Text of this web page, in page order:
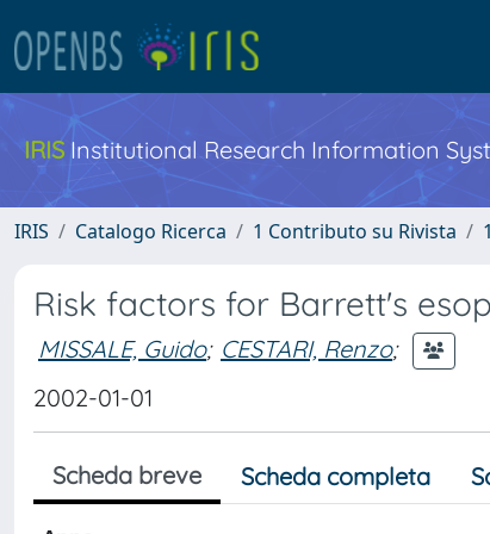
IRIS Institutional Research Information
IRIS Catalogo Ricerca 1 Contributo su Rivista
Risk factors for Barrett's
MISSALE, Guido; CESTARI, Renzo;
2002-01-01
Scheda breve Scheda completa